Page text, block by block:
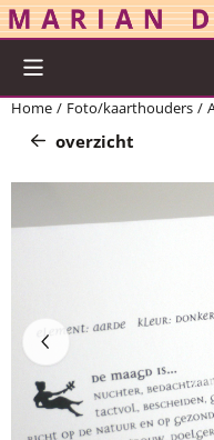
Cookievoorkeuren zijn
Home / Foto/kaarthouders /
overzicht